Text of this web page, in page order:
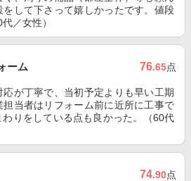
して下さって嬉しかったです。値段
／女性）
ーム 76.65点
が丁寧で、当初予定よりも早い工期
当者はリフォーム前に近所に工事で
りをしている点も良かった。（60代
74.90点